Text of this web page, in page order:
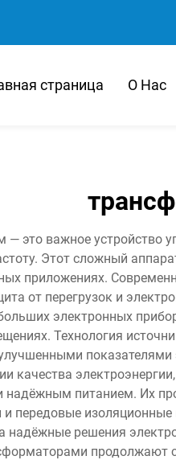
страница О Нас
это важное устройство
Этот сложный
приложениях.
от перегрузок и
электронных
Технология
питанием. Их
передовые
решения